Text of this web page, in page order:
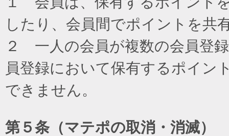
したり、会員間でポイントを共
２ 一人の会員が複数の会員登
員登録において保有するポイン
できません。
第５条（マテポの取消・消滅）